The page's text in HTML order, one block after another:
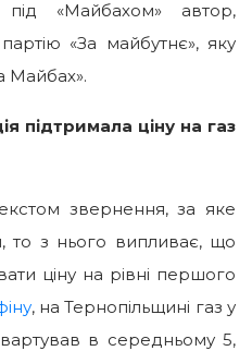
«Майбахом» автор,
«За майбутнє», яку
Майбах».
підтримала ціну на газ
звернення, за яке
то з нього випливає, що
ціну на рівні першого
, на Тернопільщині газ у
вартував в середньому 5,